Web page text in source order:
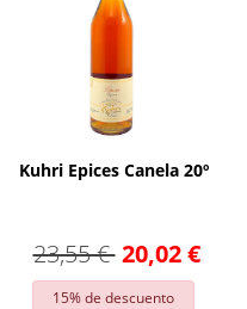
Kuhri Epices Canela 20º
23,55 €20,02 €
15% de descuento